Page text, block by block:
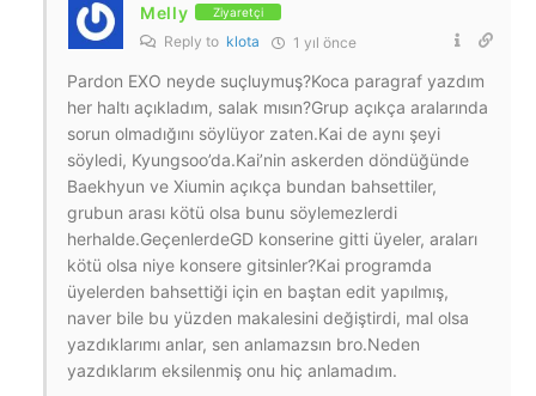
Melly Ziyaretçi
Reply to klota 1 yıl önce
Pardon EXO neyde suçluymuş?Koca paragraf yazdım
her haltı açıkladım, salak mısın?Grup açıkça aralarında
sorun olmadığını söylüyor zaten.Kai de aynı şeyi
söyledi, Kyungsoo’da.Kai’nin askerden döndüğünde
Baekhyun ve Xiumin açıkça bundan bahsettiler,
grubun arası kötü olsa bunu söylemezlerdi
herhalde.GeçenlerdeGD konserine gitti üyeler, araları
kötü olsa niye konsere gitsinler?Kai programda
üyelerden bahsettiği için en baştan edit yapılmış,
naver bile bu yüzden makalesini değiştirdi, mal olsa
yazdıklarımı anlar, sen anlamazsın bro.Neden
yazdıklarım eksilenmiş onu hiç anlamadım.